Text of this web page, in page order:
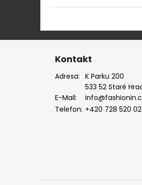
Kontakt
Adresa: K Parku 200
533 52 Staré
E-Mail:
Telefon: +420 728 520